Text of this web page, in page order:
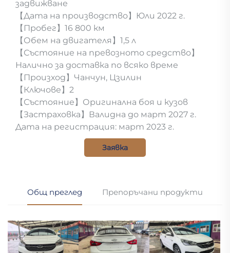
задвижване
【Дата на производство】Юли 2022 г.
【Пробег】16 800 км
【Обем на двигателя】1,5 л
【Състояние на превозното средство】
Налично за доставка по всяко време
【Произход】Чанчун, Цзилин
【Ключове】2
【Състояние】Оригинална боя и кузов
【Застраховка】Валидна до март 2027 г.
Дата на регистрация: март 2023 г.
Заявка
Общ преглед Препоръчани продукти